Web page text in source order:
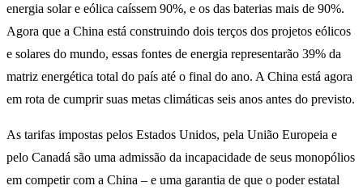
energia solar e eólica caíssem 90%, e os das baterias mais de 90%.
Agora que a China está construindo dois terços dos projetos eólicos
e solares do mundo, essas fontes de energia representarão 39% da
matriz energética total do país até o final do ano. A China está agora
em rota de cumprir suas metas climáticas seis anos antes do previsto.
As tarifas impostas pelos Estados Unidos, pela União Europeia e
pelo Canadá são uma admissão da incapacidade de seus monopólios
em competir com a China – e uma garantia de que o poder estatal